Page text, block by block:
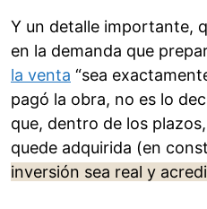
Y un detalle importante,
en la demanda que
la venta “sea
pagó la obra, no es lo
que, dentro de los
quede adquirida (en
inversión sea real y